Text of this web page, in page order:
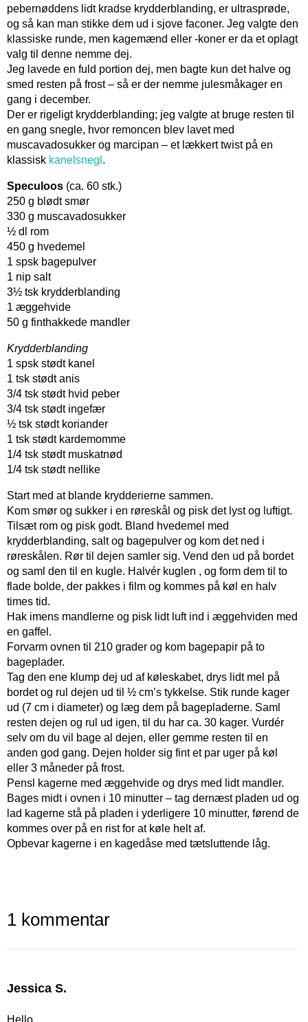
pebernøddens lidt kradse krydderblanding, er ultrasprøde,
og så kan man stikke dem ud i sjove faconer. Jeg valgte den
klassiske runde, men kagemænd eller -koner er da et oplagt
valg til denne nemme dej.
Jeg lavede en fuld portion dej, men bagte kun det halve og
smed resten på frost – så er der nemme julesmåkager en
gang i december.
Der er rigeligt krydderblanding; jeg valgte at bruge resten til
en gang snegle, hvor remoncen blev lavet med
muscavadosukker og marcipan – et lækkert twist på en
klassisk kanelsnegl .
Speculoos (ca. 60 stk.)
250 g blødt smør
330 g muscavadosukker
½ dl rom
450 g hvedemel
1 spsk bagepulver
1 nip salt
3½ tsk krydderblanding
1 æggehvide
50 g finthakkede mandler
Krydderblanding
1 spsk stødt kanel
1 tsk stødt anis
3/4 tsk stødt hvid peber
3/4 tsk stødt ingefær
½ tsk stødt koriander
1 tsk stødt kardemomme
1/4 tsk stødt muskatnød
1/4 tsk stødt nellike
Start med at blande krydderierne sammen.
Kom smør og sukker i en røreskål og pisk det lyst og luftigt.
Tilsæt rom og pisk godt. Bland hvedemel med
krydderblanding, salt og bagepulver og kom det ned i
røreskålen. Rør til dejen samler sig. Vend den ud på bordet
og saml den til en kugle. Halvér kuglen , og form dem til to
flade bolde, der pakkes i film og kommes på køl en halv
times tid.
Hak imens mandlerne og pisk lidt luft ind i æggehviden med
en gaffel.
Forvarm ovnen til 210 grader og kom bagepapir på to
bageplader.
Tag den ene klump dej ud af køleskabet, drys lidt mel på
bordet og rul dejen ud til ½ cm’s tykkelse. Stik runde kager
ud (7 cm i diameter) og læg dem på bagepladerne. Saml
resten dejen og rul ud igen, til du har ca. 30 kager. Vurdér
selv om du vil bage al dejen, eller gemme resten til en
anden god gang. Dejen holder sig fint et par uger på køl
eller 3 måneder på frost.
Pensl kagerne med æggehvide og drys med lidt mandler.
Bages midt i ovnen i 10 minutter – tag dernæst pladen ud og
lad kagerne stå på pladen i yderligere 10 minutter, førend de
kommes over på en rist for at køle helt af.
Opbevar kagerne i en kagedåse med tætsluttende låg.
1 kommentar
Jessica S.
Hello,